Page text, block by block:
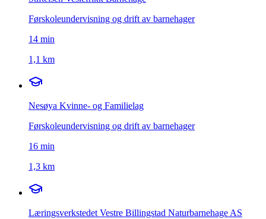
Førskoleundervisning og drift av barnehager
14 min
1,1 km
Nesøya Kvinne- og Familielag
Førskoleundervisning og drift av barnehager
16 min
1,3 km
Læringsverkstedet Vestre Billingstad Naturbarnehage AS